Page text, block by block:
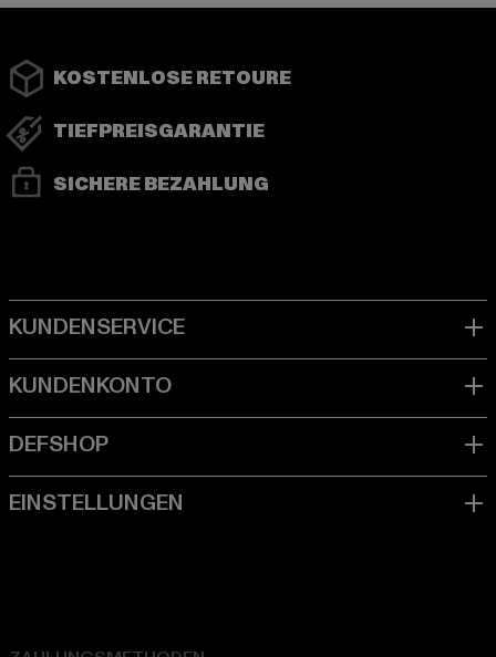
KOSTENLOSE RETOURE
TIEFPREISGARANTIE
SICHERE BEZAHLUNG